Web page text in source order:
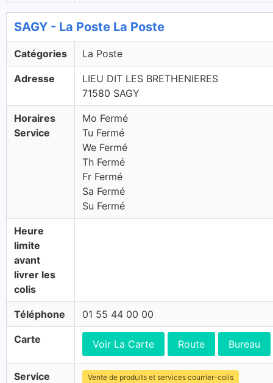
SAGY - La Poste La Poste
Catégories La Poste
Adresse
LIEU DIT LES BRETHENIERES
71580 SAGY
Horaires
Service
Mo Fermé
Tu Fermé
We Fermé
Th Fermé
Fr Fermé
Sa Fermé
Su Fermé
Heure
limite
avant
livrer les
colis
Téléphone 01 55 44 00 00
Carte Voir La Carte Route Bureau
Service
Vente de produits et services courrier-colis